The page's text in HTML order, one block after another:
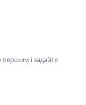
першим і задайте